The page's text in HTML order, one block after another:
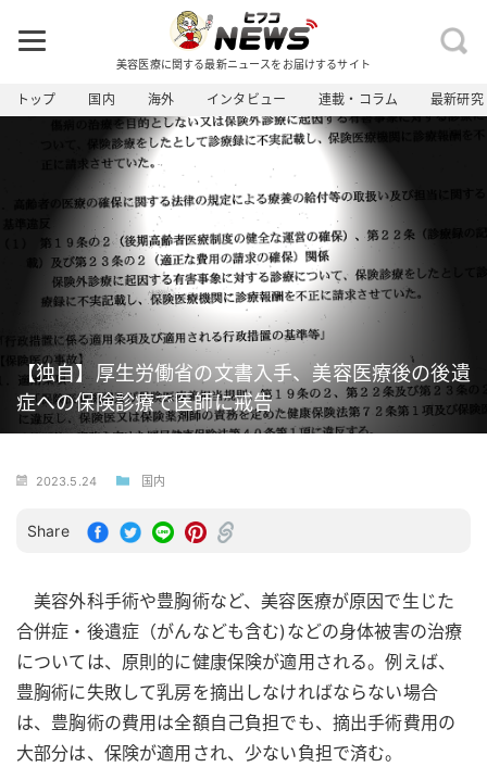
美容医療に関する最新ニュースをお届けするサイト
トップ 国内 海外 インタビュー 連載・コラム 最新研究
【独自】厚生労働省の文書入手、美容医療後の後遺
症への保険診療で医師に戒告
2023.5.24 国内
Share
美容外科手術や豊胸術など、美容医療が原因で生じた
合併症・後遺症（がんなども含む)などの身体被害の治療
については、原則的に健康保険が適用される。例えば、
豊胸術に失敗して乳房を摘出しなければならない場合
は、豊胸術の費用は全額自己負担でも、摘出手術費用の
大部分は、保険が適用され、少ない負担で済む。